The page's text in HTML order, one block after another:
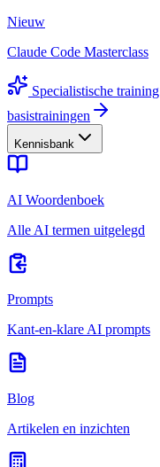
Nieuw
Claude Code Masterclass
Specialistische training
basistrainingen
Kennisbank
AI Woordenboek
Alle AI termen uitgelegd
Prompts
Kant-en-klare AI prompts
Blog
Artikelen en inzichten